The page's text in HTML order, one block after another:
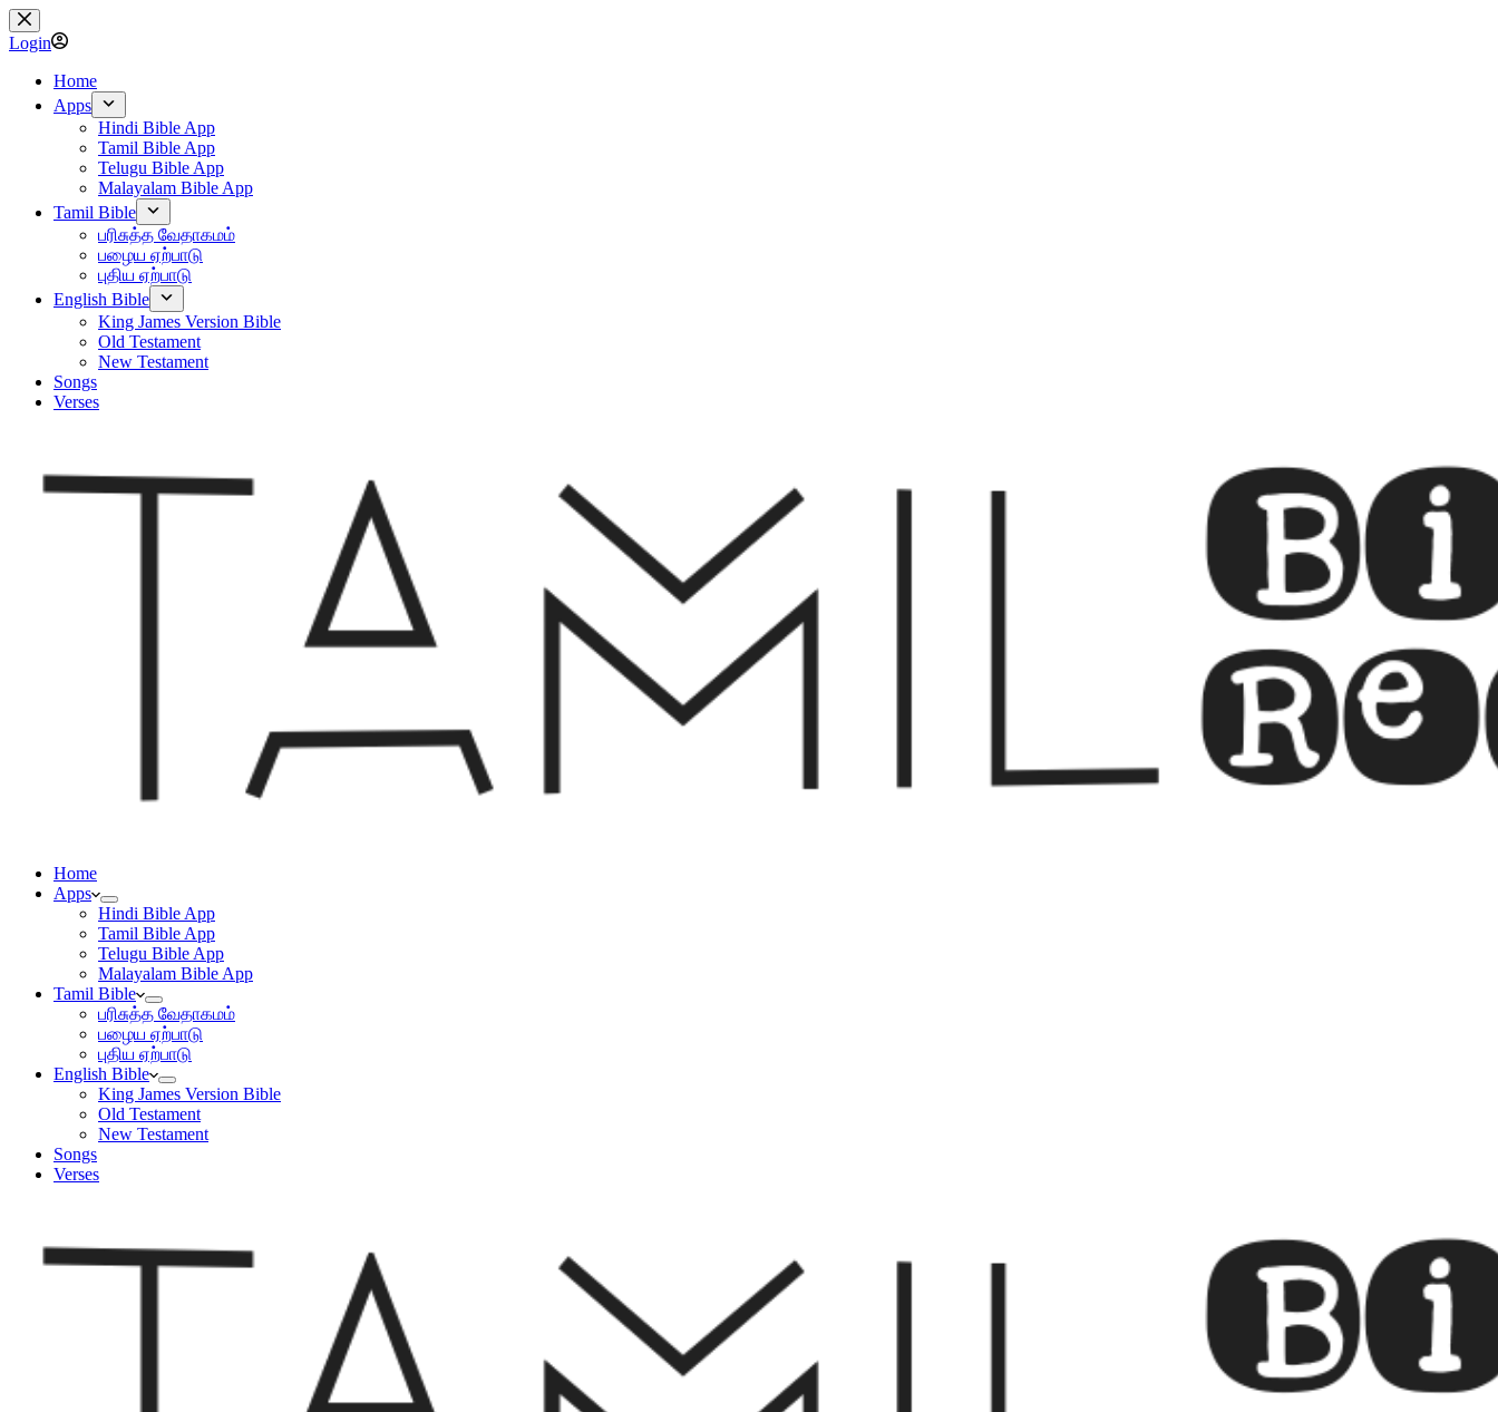
Skip
to
content
Login
Home
Apps
Hindi Bible App
Tamil Bible App
Telugu Bible App
Malayalam Bible App
Tamil Bible
பரிசுத்த வேதாகமம்
பழைய ஏற்பாடு
புதிய ஏற்பாடு
English Bible
King James Version Bible
Old Testament
New Testament
Songs
Verses
Home
Apps
Hindi Bible App
Tamil Bible App
Telugu Bible App
Malayalam Bible App
Tamil Bible
பரிசுத்த வேதாகமம்
பழைய ஏற்பாடு
புதிய ஏற்பாடு
English Bible
King James Version Bible
Old Testament
New Testament
Songs
Verses